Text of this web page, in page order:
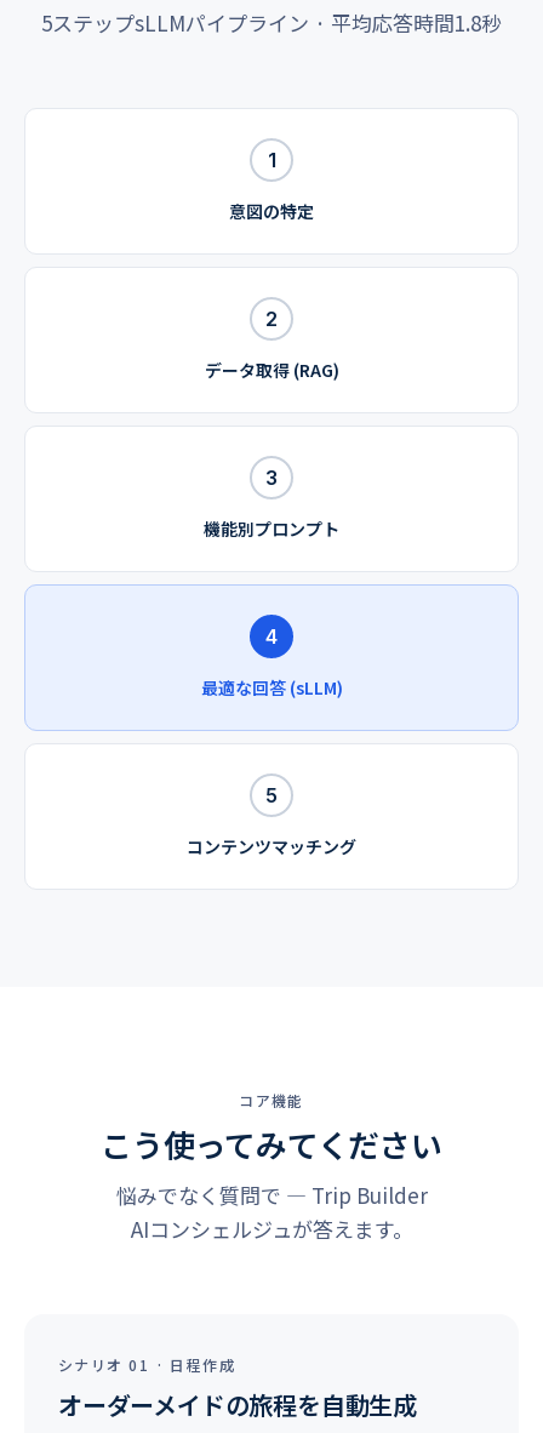
5ステップsLLMパイプライン · 平均応答時間1.8秒
1
意図の特定
2
データ取得 (RAG)
3
機能別プロンプト
4
最適な回答 (sLLM)
5
コンテンツマッチング
コア機能
こう使ってみてください
悩みでなく質問で — Trip Builder
AIコンシェルジュが答えます。
シナリオ 01 · 日程作成
オーダーメイドの旅程を自動生成